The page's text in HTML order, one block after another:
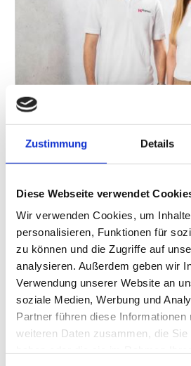
Zustimmung Details
Diese Webseite verwendet
Wir verwenden Cookies, um
personalisieren, Funktionen für
zu können und die Zugriffe auf
analysieren. Außerdem geben wir
Verwendung unserer Website an
soziale Medien, Werbung und
Partner führen diese
weiteren Daten zusammen, die Sie
Geschäftsführer Leonardo Ziegler und
Foto: 14degrees GmbH
Gemeinsam mit dem SmartCityHouse
sowie LM IT Services AG fand am 15.
Beurkundung der 14degrees
den kommenden Wochen startet auch
Geschäftsbetrieb der Cloudplattform für
Quotenhandel.
Als zentrales Klimaschutzinstrument
Treibhausgasminderungs-Quote dabei,